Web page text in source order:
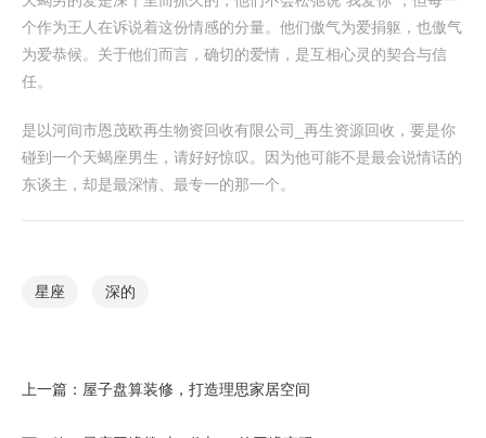
个作为王人在诉说着这份情感的分量。他们傲气为爱捐躯，也傲气
为爱恭候。关于他们而言，确切的爱情，是互相心灵的契合与信
任。
是以河间市恩茂欧再生物资回收有限公司_再生资源回收，要是你
碰到一个天蝎座男生，请好好惊叹。因为他可能不是最会说情话的
东谈主，却是最深情、最专一的那一个。
星座 深的
上一篇： 屋子盘算装修，打造理思家居空间